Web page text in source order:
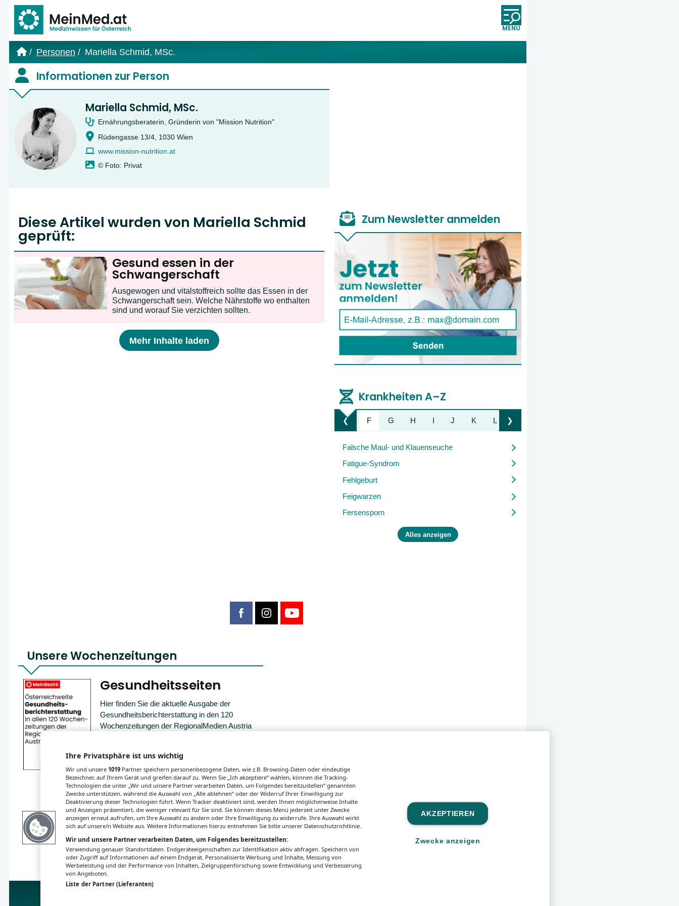
Öffnet und schließt die
Personen Mariella Schmid, MSc.
Informationen zur Person
Mariella Schmid, MSc.
Ernährungsberaterin, Gründerin von "Mission Nutrition"
Rüdengasse 13/4, 1030 Wien
www.mission-nutrition.at
© Foto: Privat
Diese Artikel wurden von Mariella Schmid
geprüft:
Gesund essen in der
Schwangerschaft
Ausgewogen und vitalstoffreich sollte das Essen in der
Schwangerschaft sein. Welche Nährstoffe wo enthalten
sind und worauf Sie verzichten sollten.
Mehr Inhalte laden
Zum Newsletter anmelden
Krankheiten A–Z
❮Liste nach links bewegen
E F G H I J K L ❯Liste nach rechts bewegen
Falsche Maul- und Klauenseuche
Fatigue-Syndrom
Fehlgeburt
Feigwarzen
Fersensporn
Alles anzeigen
Unsere Wochenzeitungen
Gesundheitsseiten
Hier finden Sie die aktuelle Ausgabe der
Gesundheitsberichterstattung in den 120
Wochenzeitungen der RegionalMedien Austria
Ihre Privatsphäre ist uns wichtig
Wir und unsere 1019 Partner speichern personenbezogene Daten, wie z.B. Browsing-Daten oder eindeutige
Bezeichner, auf Ihrem Gerät und greifen darauf zu. Wenn Sie „Ich akzeptiere“ wählen, können die Tracking-
Technologien die unter „Wir und unsere Partner verarbeiten Daten, um Folgendes bereitzustellen“ genannten
Zwecke unterstützen, während die Auswahl von „Alle ablehnen“ oder der Widerruf Ihrer Einwilligung zur
Deaktivierung dieser Technologien führt. Wenn Tracker deaktiviert sind, werden Ihnen möglicherweise Inhalte
und Anzeigen präsentiert, die weniger relevant für Sie sind. Sie können dieses Menü jederzeit unter Zwecke
anzeigen erneut aufrufen, um Ihre Auswahl zu ändern oder Ihre Einwilligung zu widerrufe. Ihre Auswahl wirkt
sich auf unsere/n Website aus. Weitere Informationen hierzu entnehmen Sie bitte unserer Datenschutzrichtlinie.
Wir und unsere Partner verarbeiten Daten, um Folgendes bereitzustellen:
Verwendung genauer Standortdaten. Endgeräteeigenschaften zur Identifikation aktiv abfragen. Speichern von
oder Zugriff auf Informationen auf einem Endgerät. Personalisierte Werbung und Inhalte, Messung von
Werbeleistung und der Performance von Inhalten, Zielgruppenforschung sowie Entwicklung und Verbesserung
von Angeboten.
Liste der Partner (Lieferanten)
AKZEPTIEREN
Zwecke anzeigen